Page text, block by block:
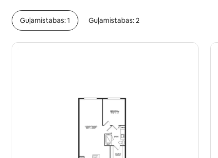
Guļamistabas: 1 Guļamistabas: 2